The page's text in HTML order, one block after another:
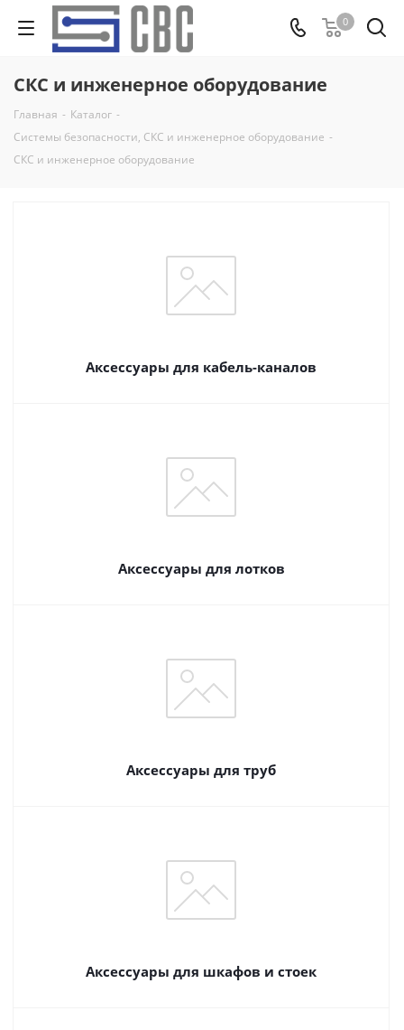
0
СКС и инженерное оборудование
Главная - Каталог -
Системы безопасности, СКС и инженерное оборудование -
СКС и инженерное оборудование
Аксессуары для кабель-каналов
Аксессуары для лотков
Аксессуары для труб
Аксессуары для шкафов и стоек